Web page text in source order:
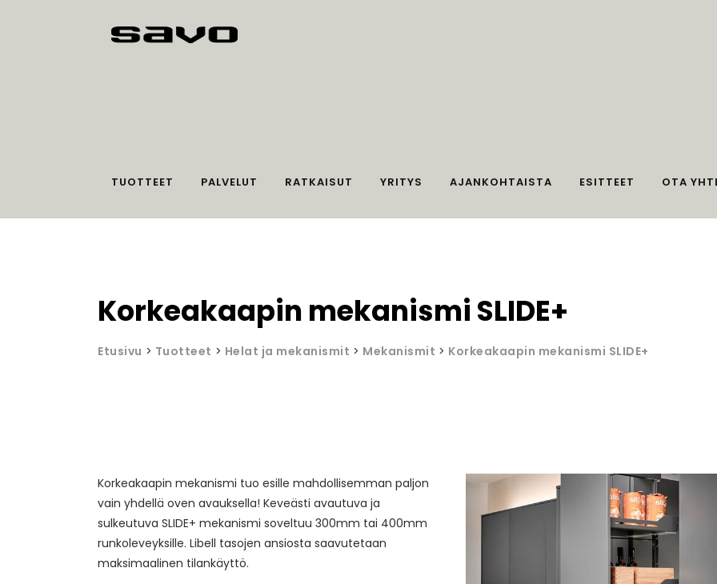
TUOTTEET PALVELUT RATKAISUT YRITYS AJANKOHTAISTA ESITTEET OTA
Korkeakaapin mekanismi SLIDE+
Etusivu > Tuotteet > Helat ja mekanismit > Mekanismit > Korkeakaapin mekanismi SLIDE+
Korkeakaapin mekanismi tuo esille mahdollisemman paljon
vain yhdellä oven avauksella! Keveästi avautuva ja
sulkeutuva SLIDE+ mekanismi soveltuu 300mm tai 400mm
runkoleveyksille. Libell tasojen ansiosta saavutetaan
maksimaalinen tilankäyttö.